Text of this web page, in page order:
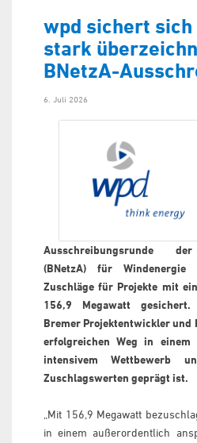
wpd sichert sich
stark
BNetzA-
6. Juli 2026
Ausschreibungsrunde
(BNetzA) für
Zuschläge für Projekte mit
156,9 Megawatt
Bremer Projektentwickler und
erfolgreichen Weg in einem
intensivem Wettbewerb
Zuschlagswerten geprägt ist.
„Mit 156,9 Megawatt
in einem außerordentlich